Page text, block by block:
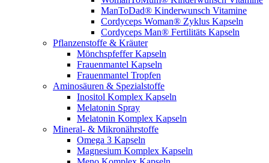
ManToDad® Kinderwunsch Vitamine
Cordyceps Woman® Zyklus Kapseln
Cordyceps Man® Fertilitäts Kapseln
Pflanzenstoffe & Kräuter
Mönchspfeffer Kapseln
Frauenmantel Kapseln
Frauenmantel Tropfen
Aminosäuren & Spezialstoffe
Inositol Komplex Kapseln
Melatonin Spray
Melatonin Komplex Kapseln
Mineral- & Mikronährstoffe
Omega 3 Kapseln
Magnesium Komplex Kapseln